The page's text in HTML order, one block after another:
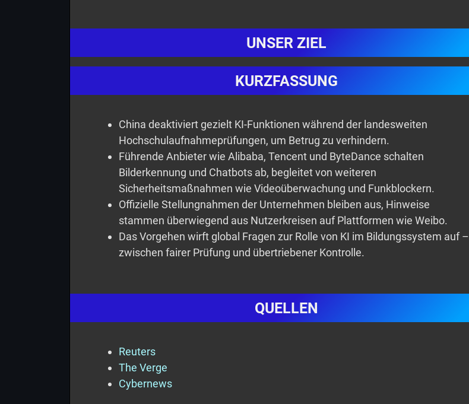
UNSER ZIEL
KURZFASSUNG
China deaktiviert gezielt KI-Funktionen während der landesweiten
Hochschulaufnahmeprüfungen, um Betrug zu verhindern.
Führende Anbieter wie Alibaba, Tencent und ByteDance schalten
Bilderkennung und Chatbots ab, begleitet von weiteren
Sicherheitsmaßnahmen wie Videoüberwachung und Funkblockern.
Offizielle Stellungnahmen der Unternehmen bleiben aus, Hinweise
stammen überwiegend aus Nutzerkreisen auf Plattformen wie Weibo.
Das Vorgehen wirft global Fragen zur Rolle von KI im Bildungssystem auf –
zwischen fairer Prüfung und übertriebener Kontrolle.
QUELLEN
Reuters
The Verge
Cybernews